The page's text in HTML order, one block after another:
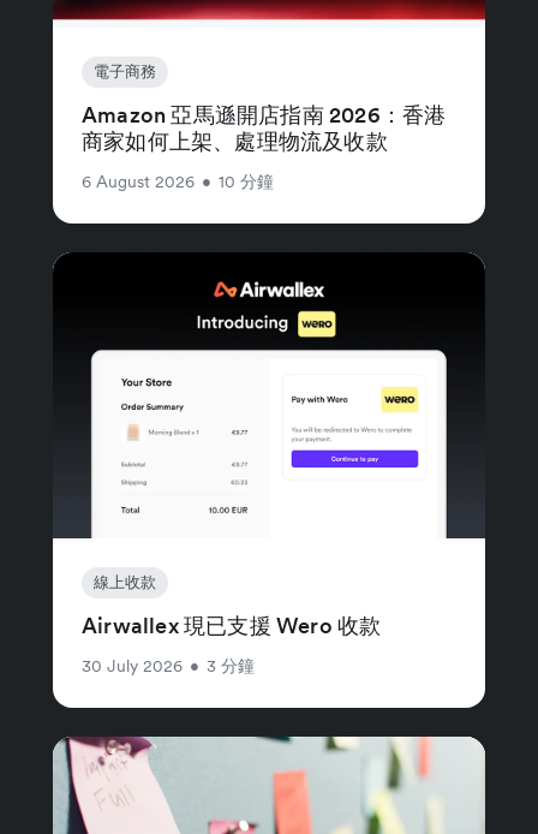
電子商務
Amazon 亞馬遜開店指南 2026：香港
商家如何上架、處理物流及收款
6 August 2026 • 10 分鐘
線上收款
Airwallex 現已支援 Wero 收款
30 July 2026 • 3 分鐘